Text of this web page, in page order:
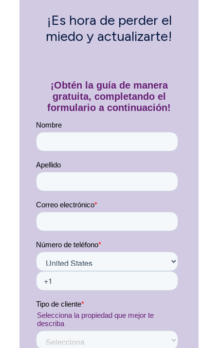
¡Es hora de perder el
miedo y actualizarte!